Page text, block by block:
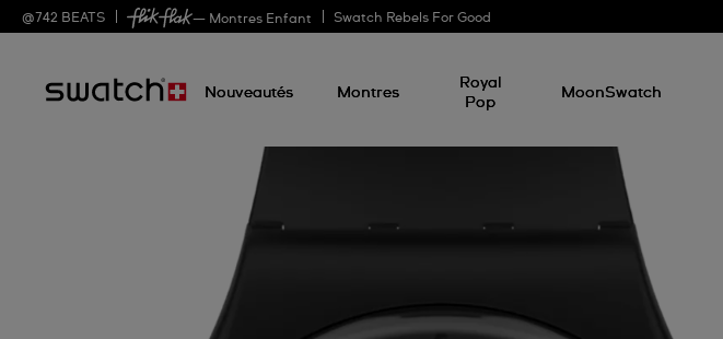
@ 742 BEATS — Montres Enfant Swatch Rebels For Good
Nouveautés Montres
Royal
Pop
MoonSwatch